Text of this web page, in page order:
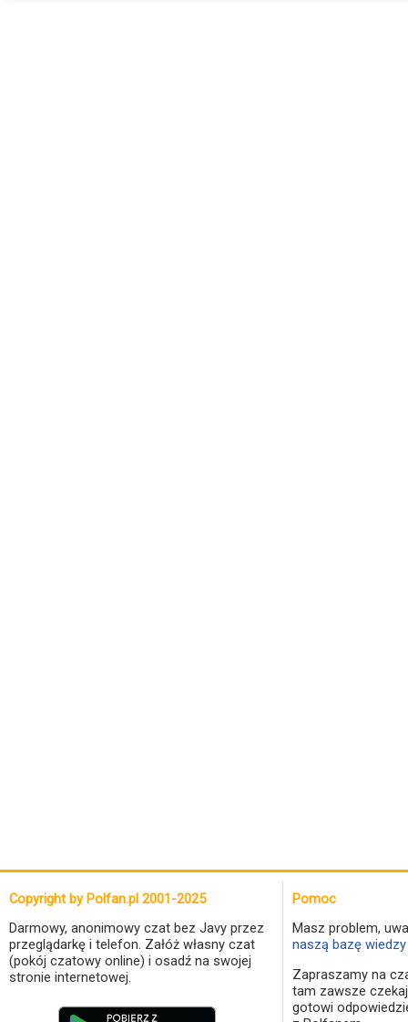
Copyright by Polfan.pl 2001-2025
Darmowy, anonimowy czat bez Javy przez
przeglądarkę i telefon. Załóż własny czat
(pokój czatowy online) i osadź na swojej
stronie internetowej.
Pomoc
Masz problem,
naszą bazę
Zapraszamy na
tam zawsze
gotowi